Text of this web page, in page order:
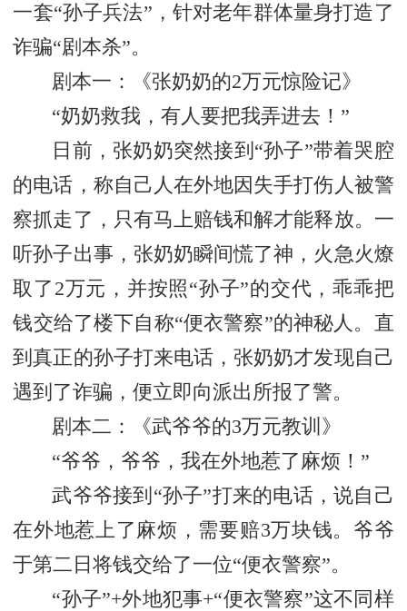
一套“孙子兵法”，针对老年群体量身打造了
诈骗“剧本杀”。
剧本一：《张奶奶的2万元惊险记》
“奶奶救我，有人要把我弄进去！”
日前，张奶奶突然接到“孙子”带着哭腔
的电话，称自己人在外地因失手打伤人被警
察抓走了，只有马上赔钱和解才能释放。一
听孙子出事，张奶奶瞬间慌了神，火急火燎
取了2万元，并按照“孙子”的交代，乖乖把
钱交给了楼下自称“便衣警察”的神秘人。直
到真正的孙子打来电话，张奶奶才发现自己
遇到了诈骗，便立即向派出所报了警。
剧本二：《武爷爷的3万元教训》
“爷爷，爷爷，我在外地惹了麻烦！”
武爷爷接到“孙子”打来的电话，说自己
在外地惹上了麻烦，需要赔3万块钱。爷爷
于第二日将钱交给了一位“便衣警察”。
“孙子”+外地犯事+“便衣警察”这不同样